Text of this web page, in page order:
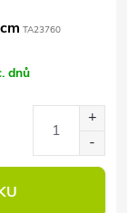
TA23760
dnů